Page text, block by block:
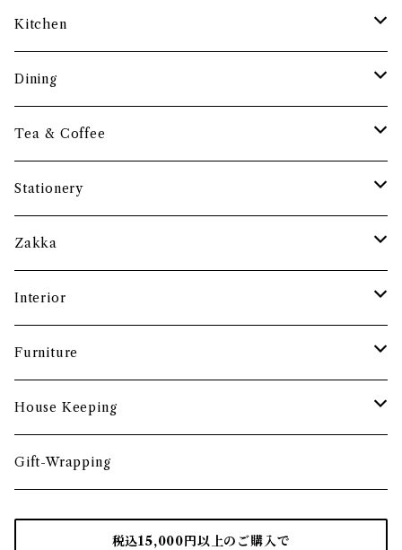
Kitchen
調理道具
保存容器・水筒
まな板
土鍋・お鍋まわり
Dining
皿・プレート
小鉢・器
グラス・タンブラー
酒器
食卓小物
カトラリー
箸・箸置き
Tea & Coffee
コーヒーアイテム
ポット
カップ・ソーサー・マグ
茶托・銘々皿
トレイ・コースター
お盆
茶筒
Stationery
ペーパーウェイト
ペントレー
ペーパーツール
文房具収納
遊印
インクパッド
Zakka
和ろうそく
ポーチ
Interior
バスケット
鏡・ミラー
フック
花器
Furniture
デスク・スツール
本棚・収納棚
House Keeping
たわし
ほうき
Gift-Wrapping
税込15,000円以上のご購入で